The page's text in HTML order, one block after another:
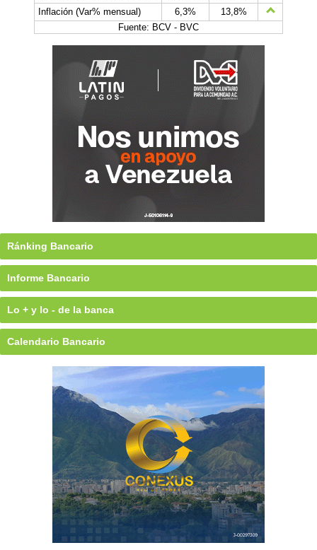
Inflación (Var% mensual)
6,3%
13,8%
Fuente: BCV - BVC
Ránking Bancario
Informe Bancario
Lo + y lo - de la banca
Calendario Bancario